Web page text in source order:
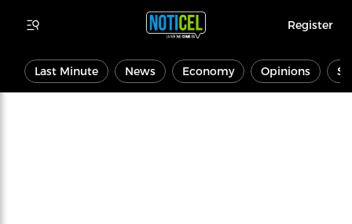
Register
Last Minute News Economy Opinions